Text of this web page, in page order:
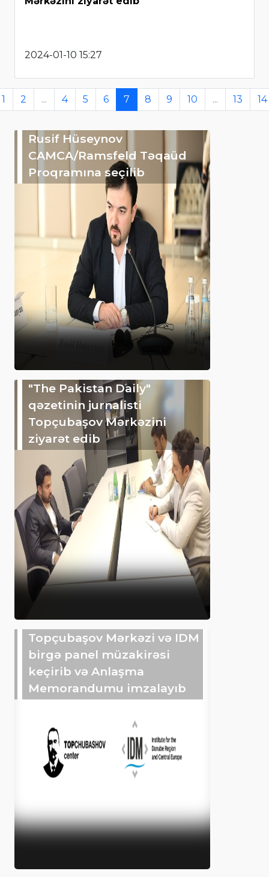
2024-01-10 15:27
1 2 ... 4 5 6 7 8 9 10 ... 13 14
Rusif Hüseynov
CAMCA/Ramsfeld Təqaüd
Proqramına seçilib
"The Pakistan Daily"
qəzetinin jurnalisti
Topçubaşov Mərkəzini
ziyarət edib
Topçubaşov Mərkəzi və IDM
birgə panel müzakirəsi
keçirib və Anlaşma
Memorandumu imzalayıb